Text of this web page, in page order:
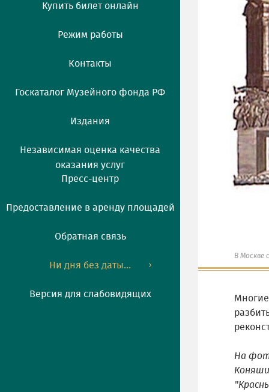
Купить билет онлайн
Режим работы
Контакты
Госкаталог Музейного фонда РФ
Издания
Независимая оценка качества
оказания услуг
Пресс-центр
Предоставление в аренду площадей
Обратная связь
Ни дня без даты...
Версия для слабовидящих
В Москве
На